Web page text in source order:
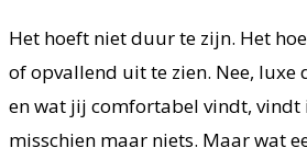
Het hoeft niet duur te zijn. Het
of opvallend uit te zien. Nee,
en wat jij comfortabel vindt, vindt
misschien maar niets. Maar wat